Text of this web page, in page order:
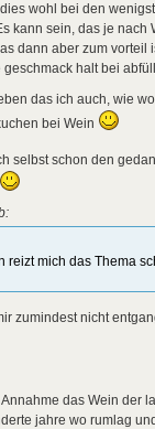
wohl bei den
kann sein, das je
dann aber zum
halt bei
das ich auch, wie
bei Wein
selbst schon den
reizt mich das Thema
zumindest nicht
das Wein der
jahre wo rumlag